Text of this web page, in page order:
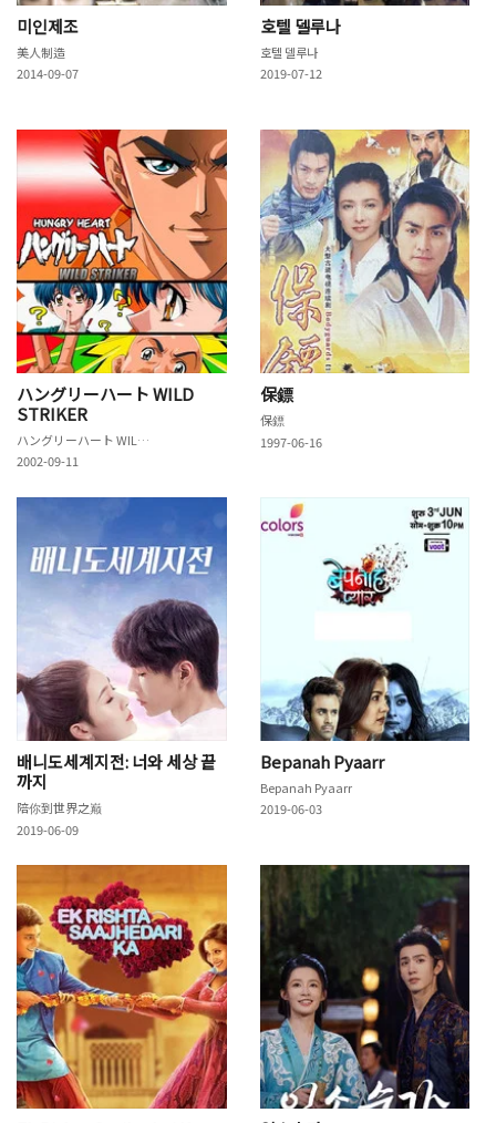
미인제조
美人制造
2014-09-07
호텔 델루나
호텔 델루나
2019-07-12
ハングリーハート WILD
STRIKER
ハングリーハート WILD STRIKER
2002-09-11
保鏢
保鏢
1997-06-16
배니도세계지전: 너와 세상 끝
까지
陪你到世界之巅
2019-06-09
Bepanah Pyaarr
Bepanah Pyaarr
2019-06-03